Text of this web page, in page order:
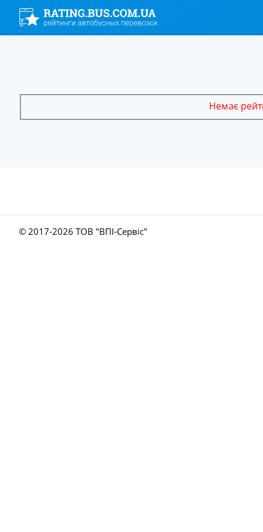
Немає
© 2017-2026 ТОВ "ВПІ-Сервіс"